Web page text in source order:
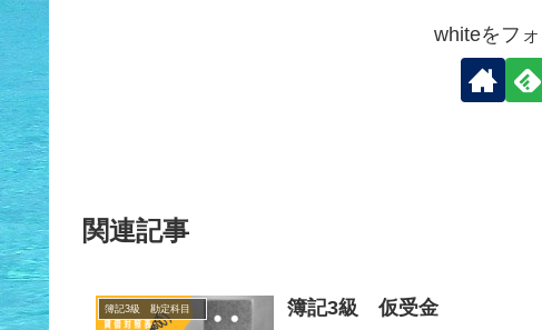
whiteをフ
関連記事
簿記3級 勘定科目 簿記3級 仮受金